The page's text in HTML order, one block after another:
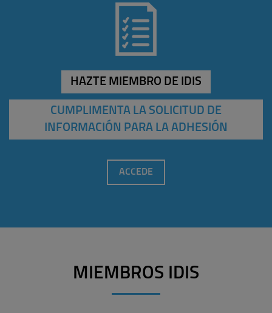
HAZTE MIEMBRO DE IDIS
CUMPLIMENTA LA SOLICITUD DE
INFORMACIÓN PARA LA ADHESIÓN
ACCEDE
MIEMBROS IDIS